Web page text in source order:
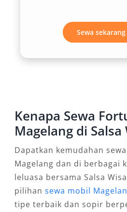
ideal untuk mobilitas lintas
Jauh
udara merata hingga ke
Kenyamanan ini sangat
kerja, baik untuk perjalanan
jemput Bandara YIA,
bulanan.
Sewa sekarang
Kenapa Sewa
Magelang di Salsa
Dapatkan kemudahan
Magelang dan di berbagai
leluasa bersama Salsa
pilihan sewa mobil
tipe terbaik dan sopir